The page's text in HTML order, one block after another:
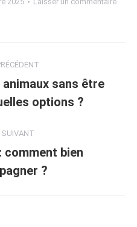
sans être
options ?
SUIVANT
comment bien
?